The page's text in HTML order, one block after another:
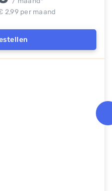
2,99 per maand